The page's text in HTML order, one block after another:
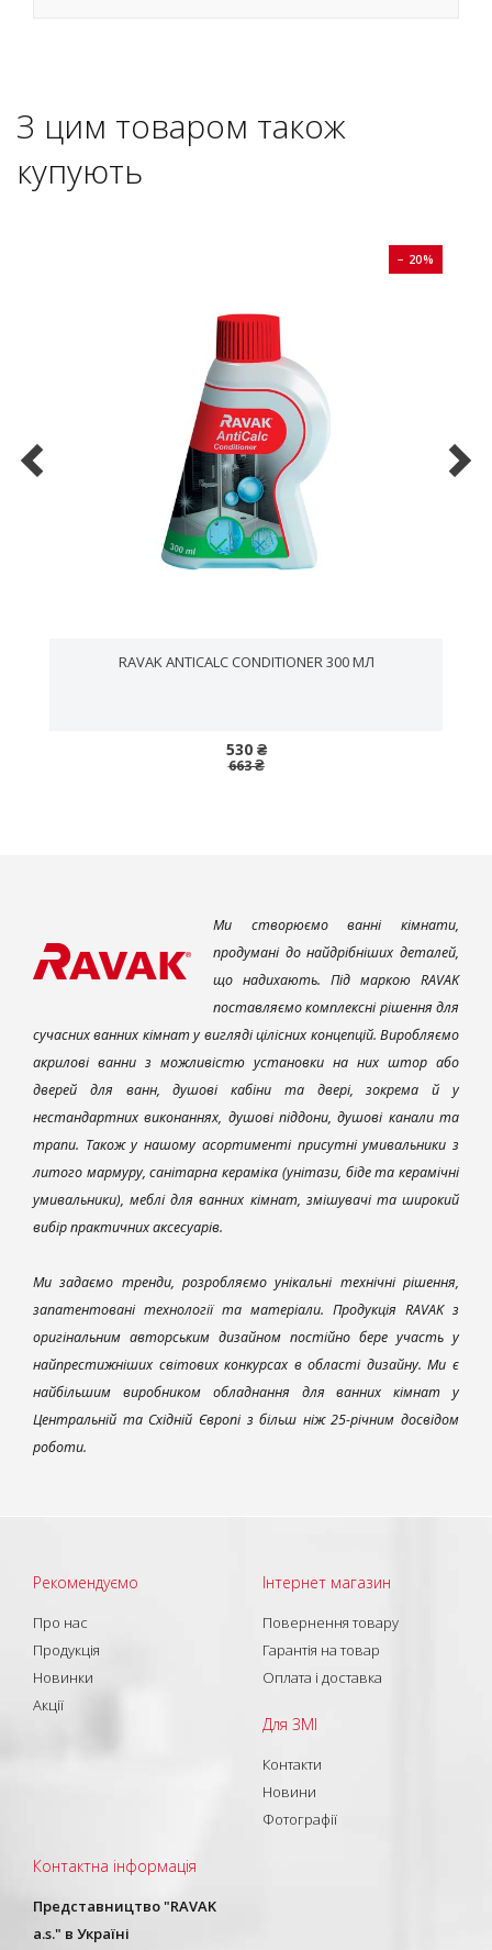
З цим товаром також
купують
− 20%
RAVAK ANTICALC CONDITIONER 300 МЛ
530 ₴
663 ₴
Ми створюємо ванні кімнати,
продумані до найдрібніших деталей,
що надихають. Під маркою RAVAK
поставляємо комплексні рішення для
сучасних ванних кімнат у вигляді цілісних концепцій. Виробляємо
акрилові ванни з можливістю установки на них штор або
дверей для ванн, душові кабіни та двері, зокрема й у
нестандартних виконаннях, душові піддони, душові канали та
трапи. Також у нашому асортименті присутні умивальники з
литого мармуру, санітарна кераміка (унітази, біде та керамічні
умивальники), меблі для ванних кімнат, змішувачі та широкий
вибір практичних аксесуарів.
Ми задаємо тренди, розробляємо унікальні технічні рішення,
запатентовані технології та матеріали. Продукція RAVAK з
оригінальним авторським дизайном постійно бере участь у
найпрестижніших світових конкурсах в області дизайну. Ми є
найбільшим виробником обладнання для ванних кімнат у
Центральній та Східній Європі з більш ніж 25-річним досвідом
роботи.
Рекомендуємо
Про нас
Продукція
Новинки
Акції
Інтернет магазин
Повернення товару
Гарантія на товар
Оплата і доставка
Для ЗМІ
Контакти
Новини
Фотографії
Контактна інформація
Представництво "RAVAK
a.s." в Україні